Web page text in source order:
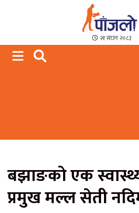
Paajalo News
We are from Far
२१ साउन २०८३
बझाङको एक
प्रमुख मल्ल सेती